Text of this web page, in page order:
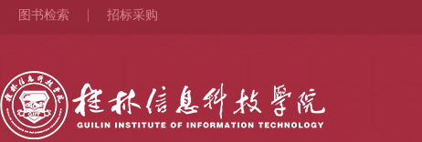
图书检索 招标采购